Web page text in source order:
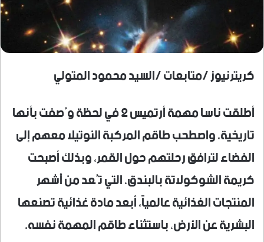
كريترنيوز /متابعات /السيد محمود المتولي
أطلقت ناسا مهمة أرتميس 2 في لحظة وُصفت بأنها
تاريخية، واصطحب طاقم المركبة النوتيلا معهم إلى
الفضاء لترافق رحلتهم حول القمر، وبذلك أصبحت
كريمة الشوكولاتة بالبندق، التي تُعد من أشهر
المنتجات الغذائية عالمياً، أبعد مادة غذائية تصنعها
البشرية عن الأرض، باستثناء طاقم المهمة نفسه.